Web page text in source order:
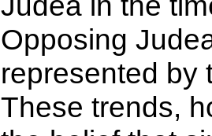
Opposing
represented by
These trends,